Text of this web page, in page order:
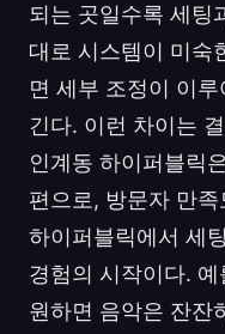
되는 곳일수록 세팅
대로 시스템이 미숙
면 세부 조정이 이
긴다. 이런 차이는
인계동 하이퍼블릭
편으로, 방문자 만
하이퍼블릭에서 세
경험의 시작이다.
원하면 음악은 잔잔